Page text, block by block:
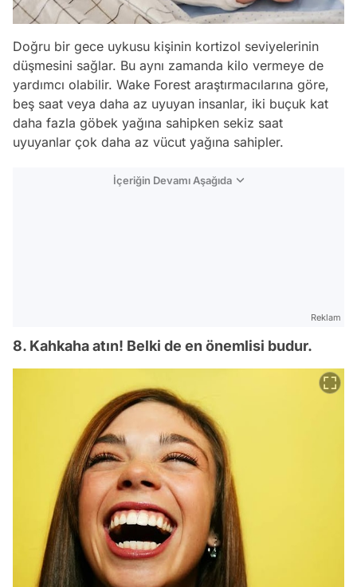
Doğru bir gece uykusu kişinin kortizol seviyelerinin
düşmesini sağlar. Bu aynı zamanda kilo vermeye de
yardımcı olabilir. Wake Forest araştırmacılarına göre,
beş saat veya daha az uyuyan insanlar, iki buçuk kat
daha fazla göbek yağına sahipken sekiz saat
uyuyanlar çok daha az vücut yağına sahipler.
İçeriğin Devamı Aşağıda
Reklam
8. Kahkaha atın! Belki de en önemlisi budur.